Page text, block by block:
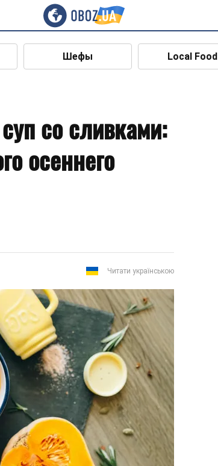
Шефы Local Food
со сливками:
осеннего
Читати українською